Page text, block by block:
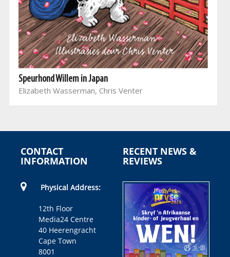
Speurhond Willem in Japan
Elizabeth Wasserman, Chris Venter
CONTACT
INFORMATION
Physical Address:
12th Floor
Media24 Centre
40 Heerengracht
Cape Town
8001
RECENT NEWS &
REVIEWS